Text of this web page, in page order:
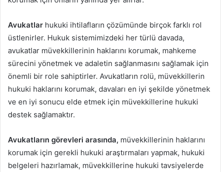
Avukatlar hukuki ihtilafların çözümünde birçok farklı rol
üstlenirler. Hukuk sistemimizdeki her türlü davada,
avukatlar müvekkillerinin haklarını korumak, mahkeme
sürecini yönetmek ve adaletin sağlanmasını sağlamak için
önemli bir role sahiptirler. Avukatların rolü, müvekkillerin
hukuki haklarını korumak, davaları en iyi şekilde yönetmek
ve en iyi sonucu elde etmek için müvekkillerine hukuki
destek sağlamaktır.
Avukatların görevleri arasında, müvekkillerinin haklarını
korumak için gerekli hukuki araştırmaları yapmak, hukuki
belgeleri hazırlamak, müvekkillerine hukuki tavsiyelerde